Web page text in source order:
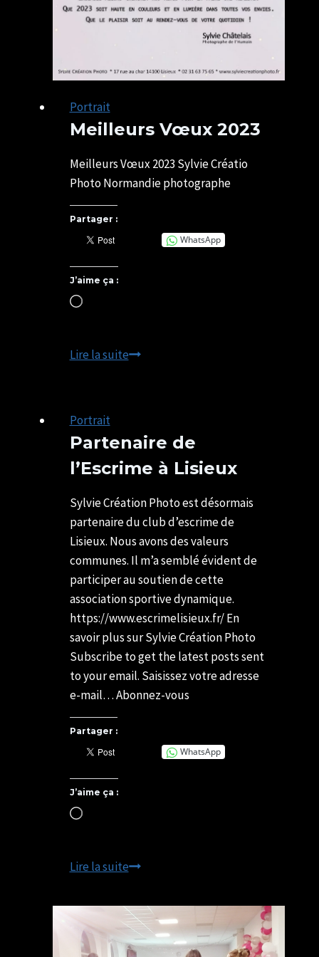
Portrait
Meilleurs Vœux 2023
CHATELAIS
Meilleurs Vœux 2023 Sylvie Créatio
Photo Normandie photographe
Partager :
WhatsApp
J’aime ça :
Chargement…
Lire la suiteMeilleurs
Portrait
Partenaire de
l’Escrime à Lisieux
CHATELAIS
Sylvie Création Photo est désormais
partenaire du club d’escrime de
Lisieux. Nous avons des valeurs
communes. Il m’a semblé évident de
participer au soutien de cette
association sportive dynamique.
https://www.escrimelisieux.fr/ En
savoir plus sur Sylvie Création Photo
Subscribe to get the latest posts sent
to your email. Saisissez votre adresse
e-mail… Abonnez-vous
Partager :
WhatsApp
J’aime ça :
Chargement…
Lire la suitePartenaire
l’Escrime
à
Lisieux